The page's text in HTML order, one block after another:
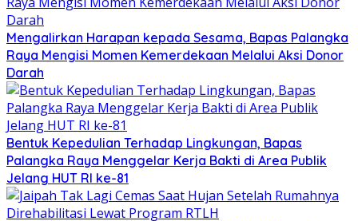
Mengalirkan Harapan kepada Sesama, Bapas Palangka
Raya Mengisi Momen Kemerdekaan Melalui Aksi Donor
Darah
Bentuk Kepedulian Terhadap Lingkungan, Bapas
Palangka Raya Menggelar Kerja Bakti di Area Publik
Jelang HUT RI ke-81